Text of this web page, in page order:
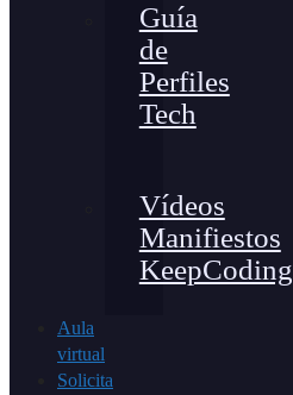
Guía
de
Perfiles
Tech
Vídeos
Manifiestos
KeepCoding
Aula
virtual
Solicita